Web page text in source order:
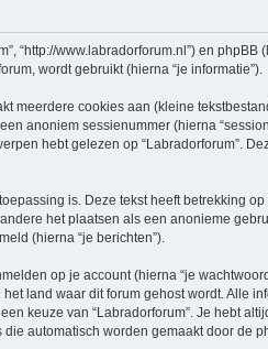
www.labradorforum.nl”) en phpBB
wordt gebruikt (hierna “je informatie”).
meerdere cookies aan (kleine
anoniem sessienummer (hierna
hebt gelezen op “Labradorforum”.
is. Deze tekst heeft betrekking op
het plaatsen als een anonieme
(hierna “je berichten”).
op je account (hierna “je
land waar dit forum gehost wordt. Alle
keuze van “Labradorforum”. Je hebt
automatisch worden gemaakt door de